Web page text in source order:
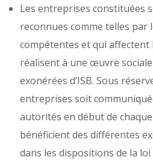
Les entreprises constituées
reconnues comme telles par
compétentes et qui affectent
réalisent à une œuvre
exonérées d’ISB. Sous
entreprises soit
autorités en début de
bénéficient des différentes
dans les dispositions de la